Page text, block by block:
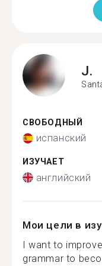
J.
СВОБОДНЫЙ
испанский
ИЗУЧАЕТ
английский
Мои цели в
I want to
grammar to